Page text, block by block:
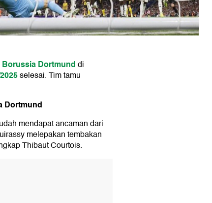
Dortmunddi
selesai. Tim tamu
Dortmund
mendapat ancaman dari
melepakan tembakan
Thibaut Courtois.